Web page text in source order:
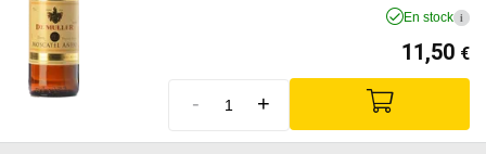
En stock i
11,50 €
- +